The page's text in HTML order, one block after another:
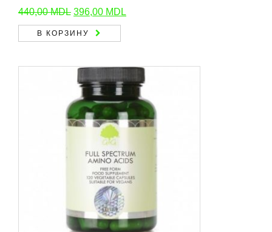
440,00MDL Первоначальная
цена
составляла
396,00 MDL
В КОРЗИНУ